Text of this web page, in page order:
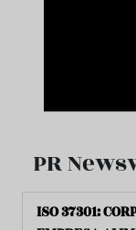
PR
ISO 37301: